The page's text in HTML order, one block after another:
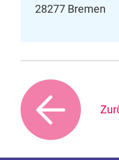
28277 Bremen